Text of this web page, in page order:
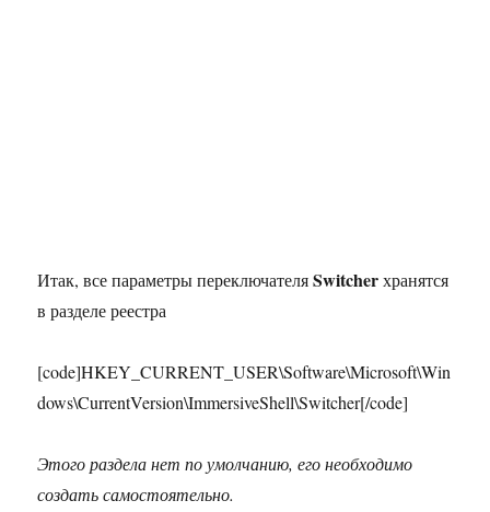
Итак, все параметры переключателяSwitcherхранятся
в разделе реестра
[code]HKEY_CURRENT_USER\Software\Microsoft\Win
dows\CurrentVersion\ImmersiveShell\Switcher[/code]
Этого раздела нет по умолчанию, его необходимо
создать самостоятельно.